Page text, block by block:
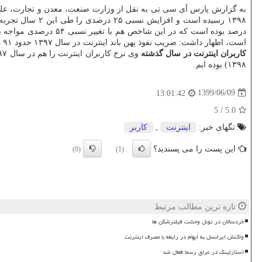
است، اظهار داشت: ضریب نفوذ پهن باند اینترنت در سال ۱۳۹۷ حدود ۹۱ درصد و پارسال ۹۴ درصد بوده است. ضریب نفوذ شبکه های اجتماعی هم در سال های ۱۳۹۷ و ۱۳۹۸ هردو ۵۷ درصد شده است.
کاربران اینترنت در سال گذشته
۱۳۹۸) بوده ایم.
1399/06/09
13:01:42
5.0
/
5
تگهای خبر:
اینترنت , كاربر
این پست را می پسندید؟ (1)
(0)
تازه ترین مطالب مرتبط
خردسالان در تونل وحشت فیلترشکن ها
واکنش ایرانسل به ابهام در رابطه با مصرف اینترنت
استارلینک در عراق رسما فعال شد